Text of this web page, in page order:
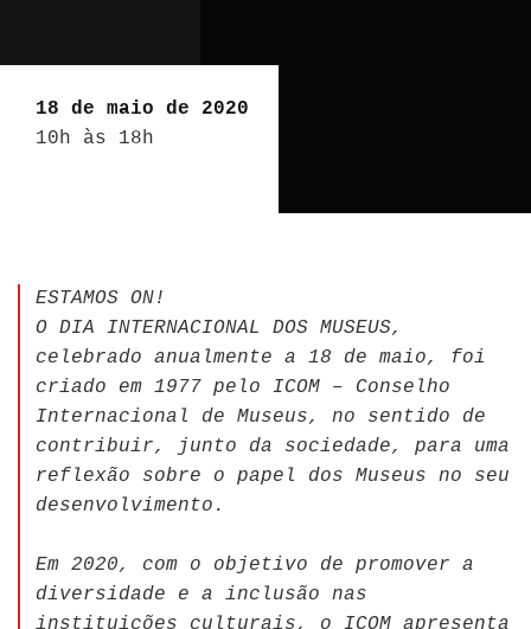
18 de maio de 2020
10h às 18h
ESTAMOS ON!
O DIA INTERNACIONAL DOS MUSEUS,
celebrado anualmente a 18 de maio, foi
criado em 1977 pelo ICOM – Conselho
Internacional de Museus, no sentido de
contribuir, junto da sociedade, para uma
reflexão sobre o papel dos Museus no seu
desenvolvimento.
Em 2020, com o objetivo de promover a
diversidade e a inclusão nas
instituições culturais, o ICOM apresenta